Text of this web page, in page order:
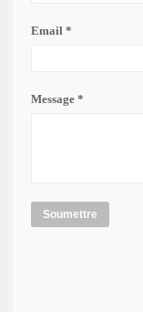
Email *
Message *
Soumettre